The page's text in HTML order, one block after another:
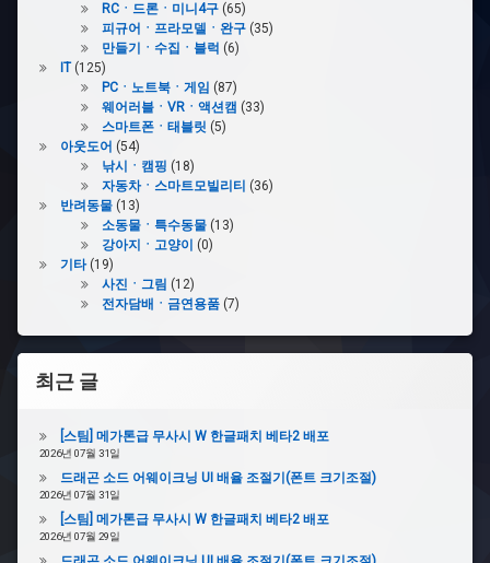
충
블
안
이
#damonPS2
외
선
레
RCㆍ드론ㆍ미니4구(65)
피규어ㆍ프라모델ㆍ완구(35)
만들기ㆍ수집ㆍ블럭 (6)
IT(125)
PCㆍ노트북ㆍ게임 (87)
웨어러블ㆍVRㆍ액션캠 (33)
스마트폰ㆍ태블릿 (5)
아웃도어 (54)
낚시ㆍ캠핑 (18)
자동차ㆍ스마트모빌리티 (36)
반려동물(13)
소동물ㆍ특수동물(13)
강아지ㆍ고양이
(0)
기타(19)
사진ㆍ그림 (12)
전자담배ㆍ금연용품(7)
최근 글
[스팀] 메가톤급 무사시 W 한글패치 베타2 배포
2026년 07월 31일
드래곤 소드 어웨이크닝 UI 배율 조절기(폰트 크기조절)
2026년 07월 31일
[스팀] 메가톤급 무사시 W 한글패치 베타2 배포
2026년 07월 29일